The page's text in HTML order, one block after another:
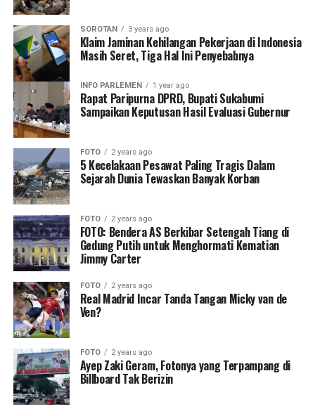
SOROTAN 3 years ago
Klaim Jaminan Kehilangan Pekerjaan di Indonesia
Masih Seret, Tiga Hal Ini Penyebabnya
INFO PARLEMEN 1 year ago
Rapat Paripurna DPRD, Bupati Sukabumi
Sampaikan Keputusan Hasil Evaluasi Gubernur
FOTO 2 years ago
5 Kecelakaan Pesawat Paling Tragis Dalam
Sejarah Dunia Tewaskan Banyak Korban
FOTO 2 years ago
FOTO: Bendera AS Berkibar Setengah Tiang di
Gedung Putih untuk Menghormati Kematian
Jimmy Carter
FOTO 2 years ago
Real Madrid Incar Tanda Tangan Micky van de
Ven?
FOTO 2 years ago
Ayep Zaki Geram, Fotonya yang Terpampang di
Billboard Tak Berizin